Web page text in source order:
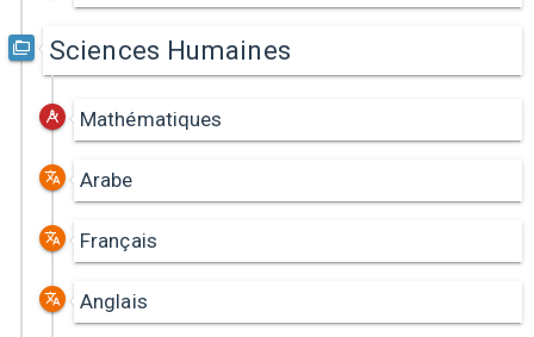
Sciences Humaines
Mathématiques
Arabe
Français
Anglais